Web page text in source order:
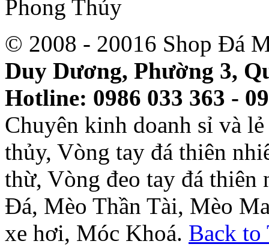
© 2008 - 20016 Shop Đá
Duy Dương, Phường 3,
Hotline: 0986 033 363 -
Chuyên kinh doanh sỉ và
thủy, Vòng tay đá thiên
thừ, Vòng đeo tay đá thiên
Đá, Mèo Thần Tài, Mèo
xe hơi, Móc Khoá. Back to